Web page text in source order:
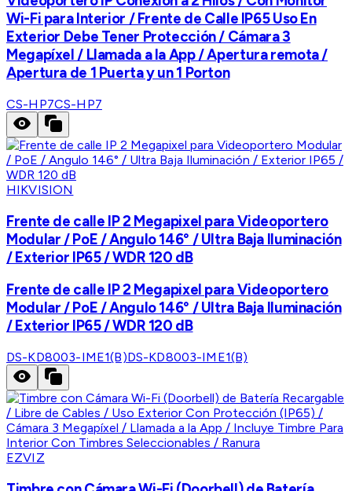
Wi-Fi para Interior / Frente de Calle IP65 Uso En
Exterior Debe Tener Protección / Cámara 3
Megapíxel / Llamada a la App / Apertura remota /
Apertura de 1 Puerta y un 1 Porton
CS-HP7CS-HP7
HIKVISION
Frente de calle IP 2 Megapixel para Videoportero
Modular / PoE / Angulo 146° / Ultra Baja Iluminación
/ Exterior IP65 / WDR 120 dB
Frente de calle IP 2 Megapixel para Videoportero
Modular / PoE / Angulo 146° / Ultra Baja Iluminación
/ Exterior IP65 / WDR 120 dB
DS-KD8003-IME1(B)DS-KD8003-IME1(B)
EZVIZ